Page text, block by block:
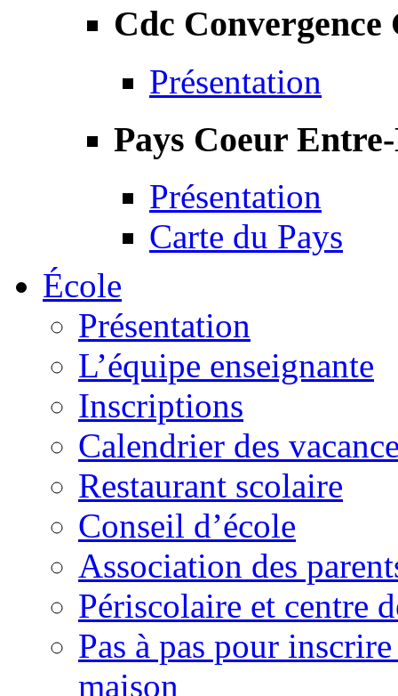
Cdc Convergence
Présentation
Pays Coeur
Présentation
Carte du Pays
École
Présentation
L’équipe enseignante
Inscriptions
Calendrier des
Restaurant scolaire
Conseil d’école
Association des
Périscolaire et centre
Pas à pas pour
maison